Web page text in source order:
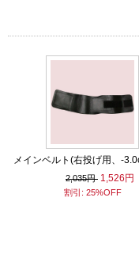
メインベルト(右投げ用、-
2,035円 1,526円
割引: 25%OFF